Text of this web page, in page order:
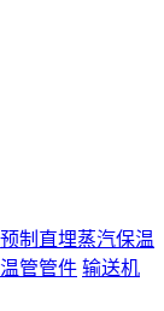
预制直埋蒸汽保温
管管件 输送机